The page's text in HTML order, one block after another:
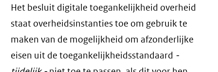
Het besluit digitale toegankelijkheid overheid
staat overheidsinstanties toe om gebruik te
maken van de mogelijkheid om afzonderlijke
eisen uit de toegankelijkheidsstandaard -